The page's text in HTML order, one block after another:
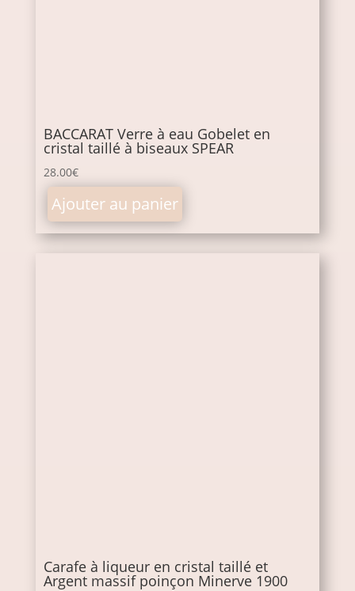
BACCARAT Verre à eau Gobelet en
cristal taillé à biseaux SPEAR
28.00€
Ajouter au panier
Carafe à liqueur en cristal taillé et
Argent massif poinçon Minerve 1900